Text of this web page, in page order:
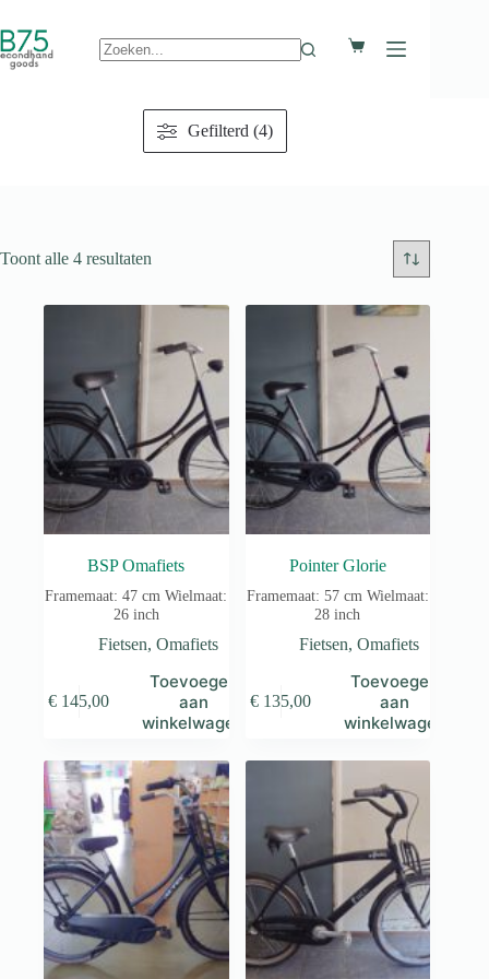
naar
de
inhoud
Winkelwagen
Gefilterd (4)
Toont alle 4 resultaten
BSP Omafiets
Framemaat: 47 cm Wielmaat:
26 inch
Fietsen, Omafiets
€ 145,00
Toevoegen
aan
winkelwagen
Pointer Glorie
Framemaat: 57 cm Wielmaat:
28 inch
Fietsen,Omafiets
€ 135,00
Toevoegen
aan
winkelwagen